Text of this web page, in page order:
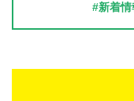
#新着情